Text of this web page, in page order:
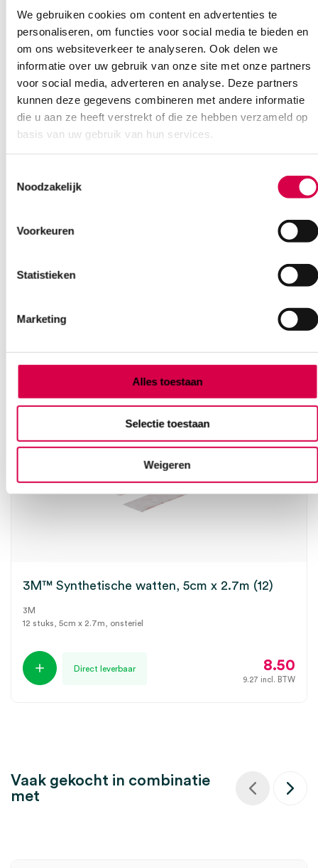
We gebruiken cookies om content en advertenties te
personaliseren, om functies voor social media te bieden en
om ons websiteverkeer te analyseren. Ook delen we
informatie over uw gebruik van onze site met onze partners
voor social media, adverteren en analyse. Deze partners
kunnen deze gegevens combineren met andere informatie
die u aan ze heeft verstrekt of die ze hebben verzameld op
basis van uw gebruik van hun services.
Noodzakelijk
Voorkeuren
Statistieken
Marketing
Alles toestaan
Selectie toestaan
Weigeren
Heb je een vraag?
Of contacteer ons via een van de onderstaande opties.
Onze klantenservice is bereikbaar van maandag t/m vrijdag van
08:30 tot 17:00
3M™ Synthetische watten, 5cm x 2.7m (12)
3M
12 stuks, 5cm x 2.7m, onsteriel
Direct leverbaar 8.50
9.27 incl. BTW
Vaak gekocht in combinatie
met